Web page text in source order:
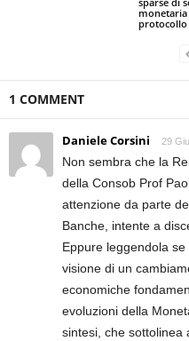
protocollo
1 COMMENT
Daniele Corsini 29
Non sembra che la
della Consob Prof
attenzione da parte
Banche, intente a
Eppure leggendola
visione di un
economiche
evoluzioni della
sintesi, che sottolinea